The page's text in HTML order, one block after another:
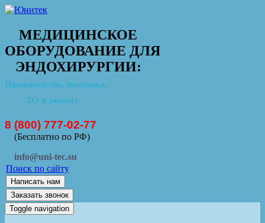
МЕДИЦИНСКОЕ
ОБОРУДОВАНИЕ ДЛЯ
ЭНДОХИРУРГИИ:
Производство, поставка,
ТО и ремонт
8 (800) 777-02-77
(Бесплатно по РФ)
info@uni-tec.su
Поиск по сайту
Написать нам
Заказать звонок
Toggle navigation